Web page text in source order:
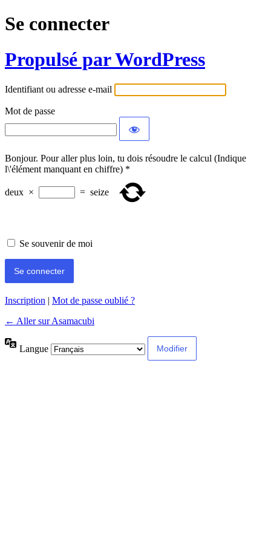
Se connecter
Propulsé par WordPress
Identifiant ou adresse e-mail
Mot de passe
Bonjour. Pour aller plus loin, tu dois résoudre le calcul (Indique
l\'élément manquant en chiffre) *
deux × = seize
Se souvenir de moi
Inscription | Mot de passe oublié ?
← Aller sur Asamacubi
Langue